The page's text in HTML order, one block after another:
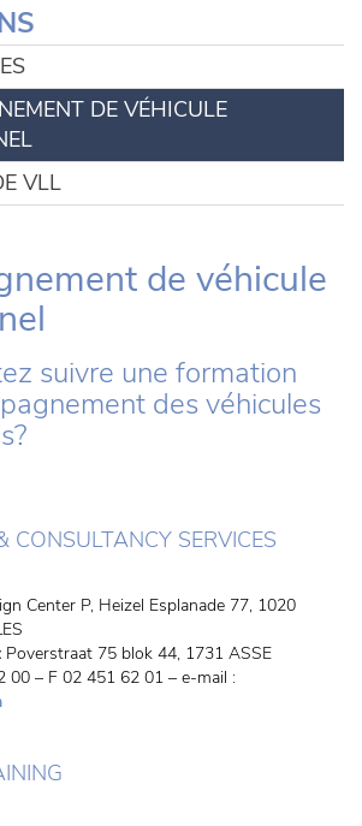
DE VÉHICULE
VLL
de véhicule
suivre une formation
des véhicules
CONSULTANCY SERVICES
Center P, Heizel Esplanade 77, 1020
Poverstraat 75 blok 44, 1731 ASSE
00 – F 02 451 62 01 – e-mail :